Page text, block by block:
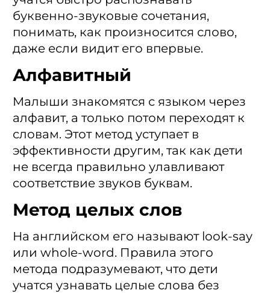
буквенно-звуковые сочетания,
понимать, как произносится слово,
даже если видит его впервые.
Алфавитный
Малыши знакомятся с языком через
алфавит, а только потом переходят к
словам. Этот метод уступает в
эффективности другим, так как дети
не всегда правильно улавливают
соответствие звуков буквам.
Метод целых слов
На английском его называют look-say
или whole-word. Правила этого
метода подразумевают, что дети
учатся узнавать целые слова без